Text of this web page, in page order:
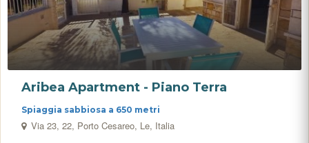
Aribea Apartment - Piano Terra
Spiaggia sabbiosa a 650 metri
Via 23, 22, Porto Cesareo, Le, Italia